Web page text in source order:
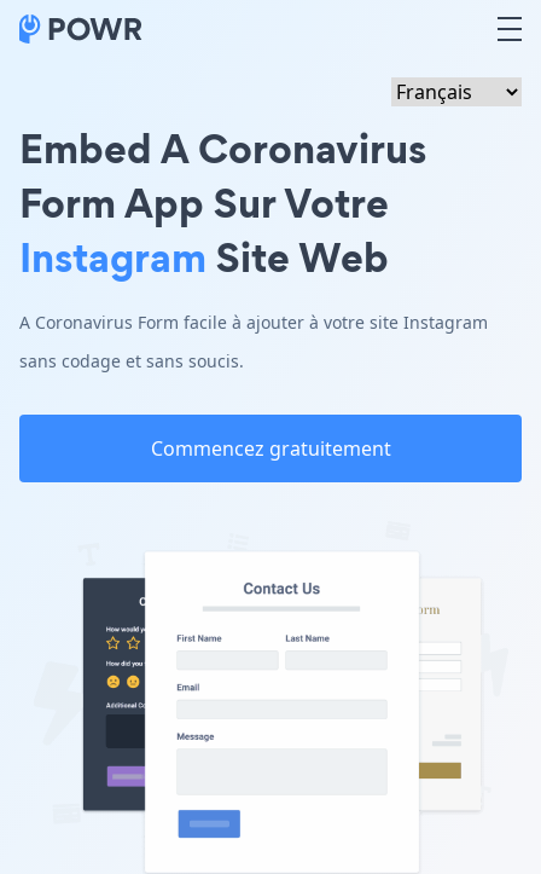
Embed A Coronavirus
Form App Sur Votre
Instagram Site Web
A Coronavirus Form facile à ajouter à votre site Instagram
sans codage et sans soucis.
Commencez gratuitement